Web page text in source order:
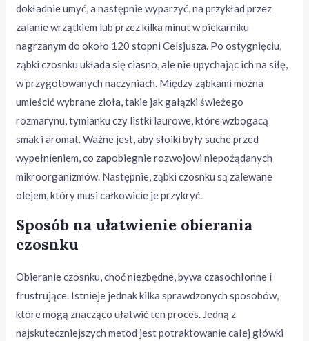
dokładnie umyć, a następnie wyparzyć, na przykład przez
zalanie wrzątkiem lub przez kilka minut w piekarniku
nagrzanym do około 120 stopni Celsjusza. Po ostygnięciu,
ząbki czosnku układa się ciasno, ale nie upychając ich na siłę,
w przygotowanych naczyniach. Między ząbkami można
umieścić wybrane zioła, takie jak gałązki świeżego
rozmarynu, tymianku czy listki laurowe, które wzbogacą
smak i aromat. Ważne jest, aby słoiki były suche przed
wypełnieniem, co zapobiegnie rozwojowi niepożądanych
mikroorganizmów. Następnie, ząbki czosnku są zalewane
olejem, który musi całkowicie je przykryć.
Sposób na ułatwienie obierania
czosnku
Obieranie czosnku, choć niezbędne, bywa czasochłonne i
frustrujące. Istnieje jednak kilka sprawdzonych sposobów,
które mogą znacząco ułatwić ten proces. Jedną z
najskuteczniejszych metod jest potraktowanie całej główki